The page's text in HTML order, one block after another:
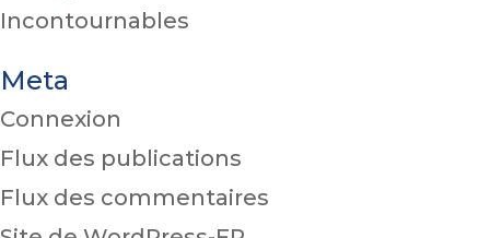
Incontournables
Meta
Connexion
Flux des publications
Flux des commentaires